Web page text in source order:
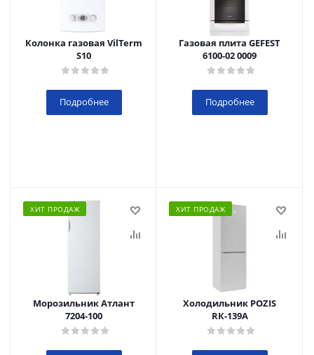
Колонка газовая VilTerm
S10
Подробнее
Газовая плита GEFEST
6100-02 0009
Подробнее
ХИТ ПРОДАЖ
Морозильник Атлант
7204-100
ХИТ ПРОДАЖ
Холодильник POZIS
RК-139А